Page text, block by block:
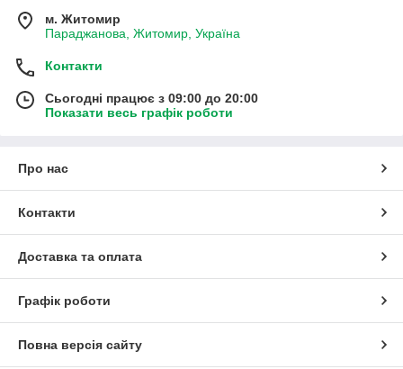
м. Житомир
Параджанова, Житомир, Україна
Контакти
Сьогодні працює з 09:00 до 20:00
Показати весь графік роботи
Про нас
Контакти
Доставка та оплата
Графік роботи
Повна версія сайту